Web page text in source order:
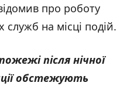
про роботу
служб на місці подій.
після нічної
обстежують